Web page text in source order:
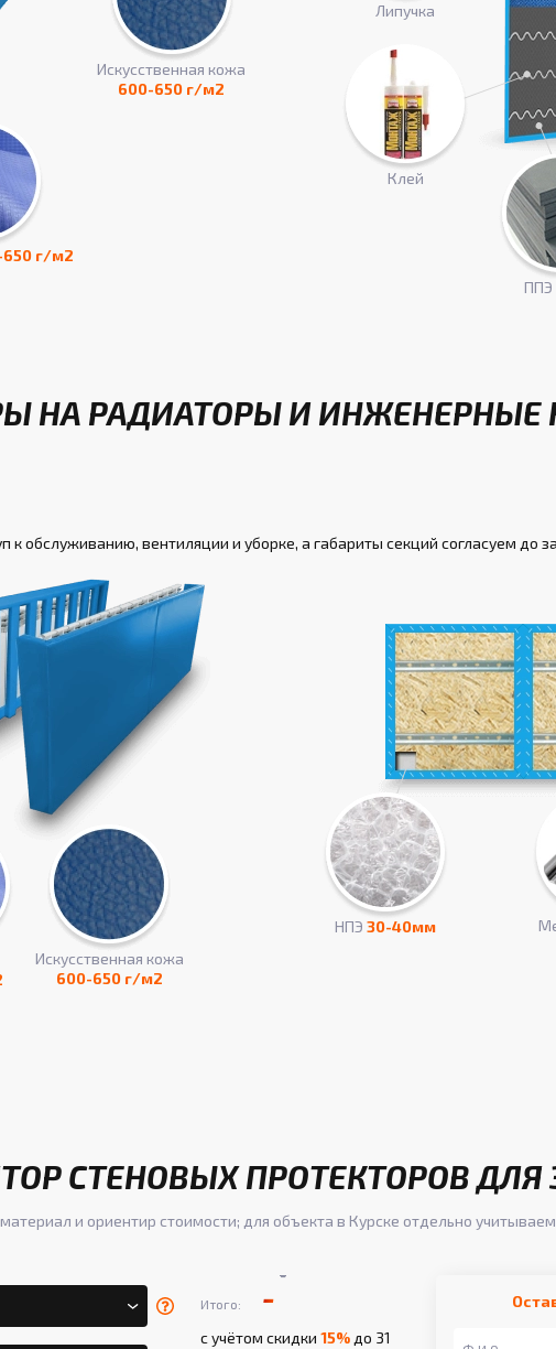
650 г/м2
Искусcтвенная кожа
600-650 г/м2
ППЭ
Клей
Липучка
НА РАДИАТОРЫ И ИНЖЕНЕРНЫЕ
к обслуживанию, вентиляции и уборке, а габариты секций согласуем до
Искусcтвенная кожа
600-650 г/м2
НПЭ 30-40мм
СТЕНОВЫХ ПРОТЕКТОРОВ ДЛЯ
и ориентир стоимости; для объекта в Курске отдельно
Итого: -
-
с учётом скидки 15% до 31